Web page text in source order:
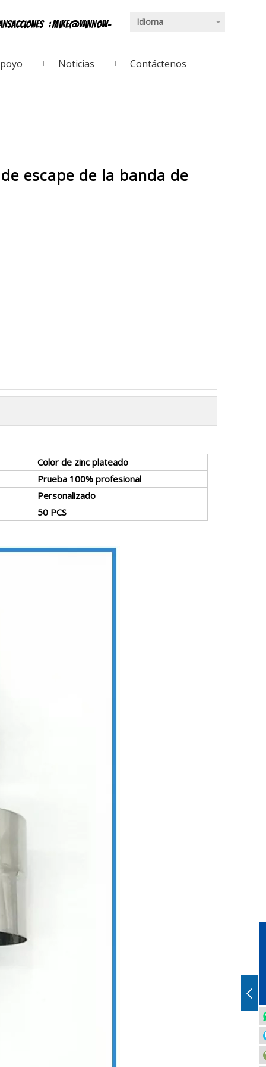
:mike@winnow- Idioma
Noticias Contáctenos
escape de la banda de
Color de zinc plateado
Prueba 100% profesional
Personalizado
50 PCS